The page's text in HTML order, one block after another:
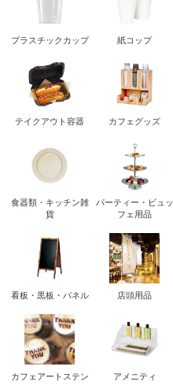
プラスチックカップ 紙コップ
テイクアウト容器 カフェグッズ
食器類・キッチン雑
貨
パーティー・ビュッ
フェ用品
看板・黒板・パネル 店頭用品
カフェアートステン
アメニティ